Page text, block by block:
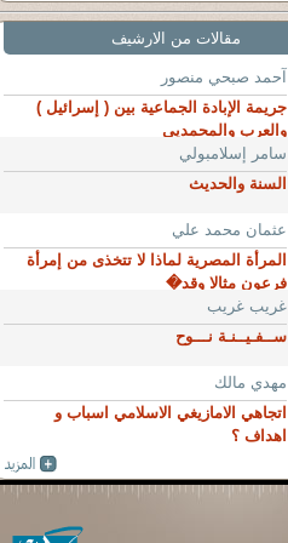
مقالات من الارشيف
آحمد صبحي منصور
جريمة الإبادة الجماعية بين ( إسرائيل )
والعرب والمحمديي
سامر إسلامبولي
السنة والحديث
عثمان محمد علي
المرأة المصرية لماذا لا تتخذى من إمرأة
فرعون مثالا وقد�
غريب غريب
ســفـيــنـة نـــوح
مهدي مالك
اتجاهي الامازيغي الاسلامي اسباب و
اهداف ؟